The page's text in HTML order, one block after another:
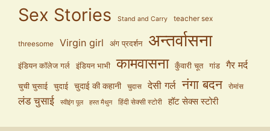
Sex Stories Stand and Carry teacher sex
threesome Virgin girl अंग प्रदर्शन अन्तर्वासना
इंडियन कॉलेज गर्ल इंडियन भाभी कामवासना कुँवारी चूत गांड गैर मर्द
चुची चुसाई चुदाई चुदाई की कहानी चुदास देसी गर्ल नंगा बदन रोमांस
लंड चुसाई स्वीइंग पूल हस्त मैथुन हिंदी सेक्सी स्टोरी हॉट सेक्स स्टोरी